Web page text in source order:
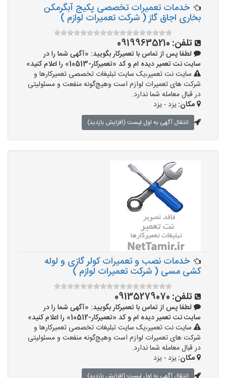
خدمات تعمیرات تخصصی پکیج آبگرمکن
بخاری اجاق گاز ( شرکت تعمیرات لوازم )
تلفن: 09199635210
لطفا پس از تماس با تعمیرکار بگویید: «آگهی شما را در
سایت نت تعمیر دیده ام و کد «تعمیرکار-10513» را اعلام کنید»
سایت نت تعمیر،یک سایت تبلیغات تخصصی تعمیرکارها و
شرکت های تعمیرات لوازم است وهیچ‌گونه منفعت و مسئولیتی
در قبال معامله شما ندارد.
مکان:یزد - یزد
انتقال آگهی به اول لیست (افزایش بازدید)
خدمات نصب و تعمیرات کولر گازی و لوله
کشی مسی ( شرکت تعمیرات لوازم )
تلفن: 09135279070
لطفا پس از تماس با تعمیرکار بگویید: «آگهی شما را در
سایت نت تعمیر دیده ام و کد «تعمیرکار-10512» را اعلام کنید»
سایت نت تعمیر،یک سایت تبلیغات تخصصی تعمیرکارها و
شرکت های تعمیرات لوازم است وهیچ‌گونه منفعت و مسئولیتی
در قبال معامله شما ندارد.
مکان:یزد - یزد
انتقال آگهی به اول لیست (افزایش بازدید)